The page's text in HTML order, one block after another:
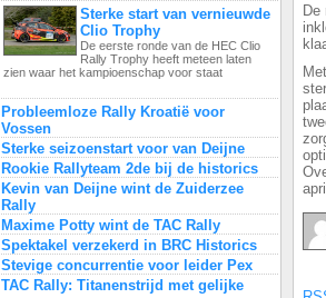
Sterke start van vernieuwde
Clio Trophy
De eerste ronde van de HEC Clio
Rally Trophy heeft meteen laten
zien waar het kampioenschap voor staat
Probleemloze Rally Kroatië voor
Vossen
Sterke seizoenstart voor van Deijne
Rookie Rallyteam 2de bij de historics
Kevin van Deijne wint de Zuiderzee
Rally
Maxime Potty wint de TAC Rally
Spektakel verzekerd in BRC Historics
Stevige concurrentie voor leider Pex
TAC Rally: Titanenstrijd met gelijke
De